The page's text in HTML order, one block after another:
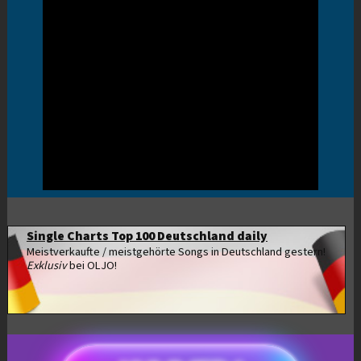
Single Charts Top 100 Deutschland daily
Meistverkaufte / meistgehörte Songs in Deutschland gestern!
Exklusivbei OLJO!